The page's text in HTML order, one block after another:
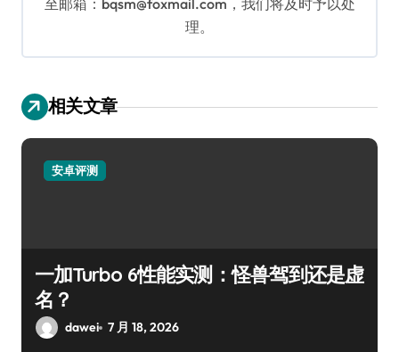
至邮箱：bqsm@foxmail.com，我们将及时予以处
理。
相关文章
安卓评测
一加Turbo 6性能实测：怪兽驾到还是虚
名？
dawei 7 月 18, 2026